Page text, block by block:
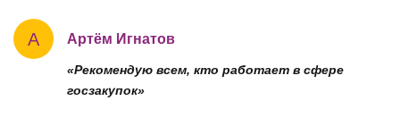
А Артём Игнатов
«Рекомендую всем, кто работает в сфере
госзакупок»